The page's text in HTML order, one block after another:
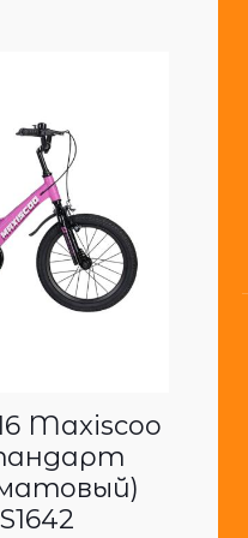
Maxiscoo